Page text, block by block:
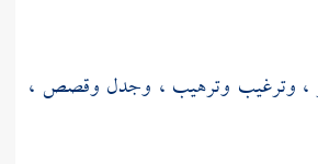
، وترغيب وترهيب ، وجدل وقصص ،